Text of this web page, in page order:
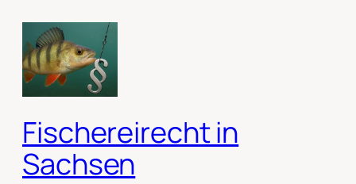
Inhalt
springen
Fischereirecht in
Sachsen